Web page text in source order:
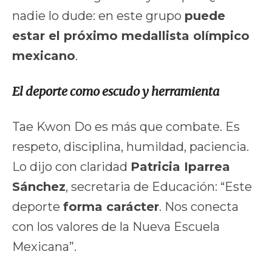
nadie lo dude: en este grupo puede
estar el próximo medallista olímpico
mexicano.
El deporte como escudo y herramienta
Tae Kwon Do es más que combate. Es
respeto, disciplina, humildad, paciencia.
Lo dijo con claridad Patricia Iparrea
Sánchez, secretaria de Educación: “Este
deporte forma carácter. Nos conecta
con los valores de la Nueva Escuela
Mexicana”.